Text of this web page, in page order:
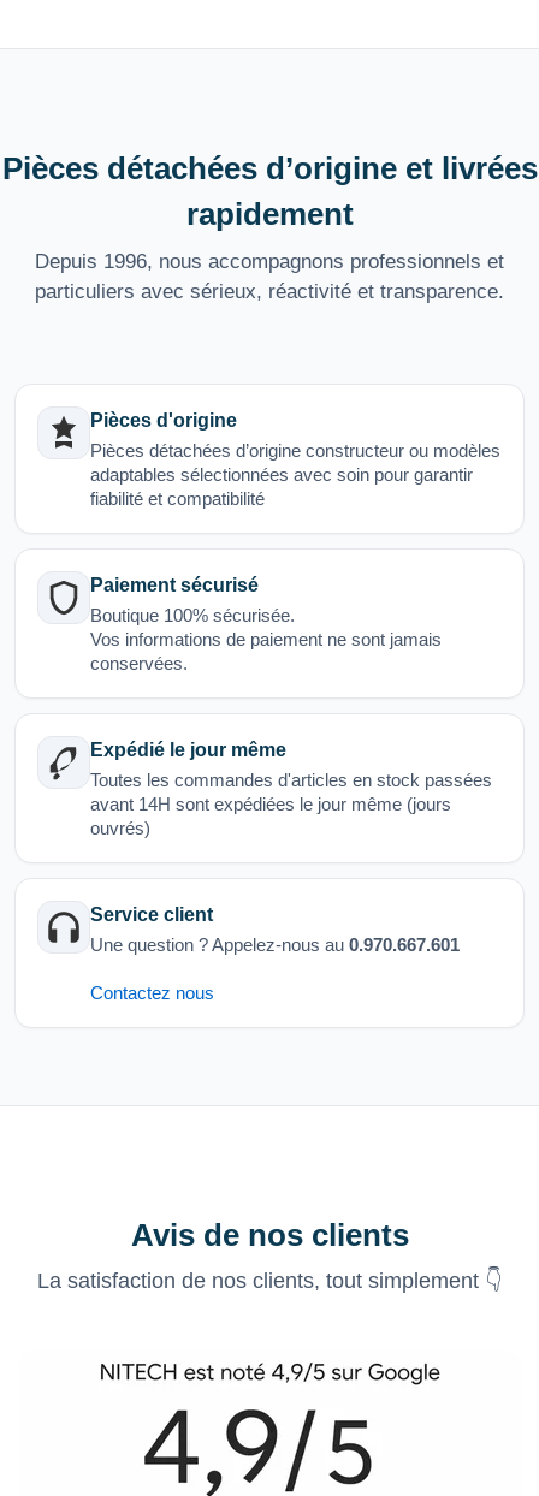
Pièces détachées d’origine et livrées
rapidement
Depuis 1996, nous accompagnons professionnels et
particuliers avec sérieux, réactivité et transparence.
Pièces d'origine
Pièces détachées d’origine constructeur ou modèles
adaptables sélectionnées avec soin pour garantir
fiabilité et compatibilité
Paiement sécurisé
Boutique 100% sécurisée.
Vos informations de paiement ne sont jamais
conservées.
Expédié le jour même
Toutes les commandes d'articles en stock passées
avant 14H sont expédiées le jour même (jours
ouvrés)
Service client
Une question ? Appelez-nous au 0.970.667.601
Contactez nous
Avis de nos clients
La satisfaction de nos clients, tout simplement 👇